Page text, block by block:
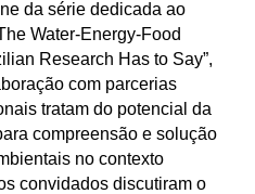
da série dedicada ao
Water-Energy-Food
Research Has to Say”,
com parcerias
tratam do potencial da
compreensão e solução
no contexto
convidados discutiram o